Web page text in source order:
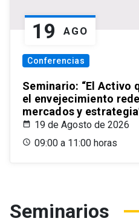
19 AGO
Conferencias
Seminario: “El Activo
el envejecimiento
mercados y
19 de Agosto de 2026
09:00 a 11:00 horas
Seminarios